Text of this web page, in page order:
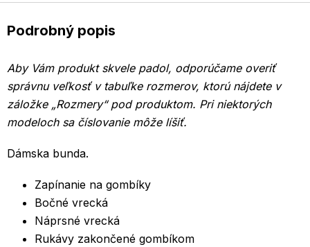
Podrobný popis
Aby Vám produkt skvele padol, odporúčame overiť
správnu veľkosť v tabuľke rozmerov, ktorú nájdete v
záložke „Rozmery“ pod produktom. Pri niektorých
modeloch sa číslovanie môže líšiť.
Dámska bunda.
Zapínanie na gombíky
Bočné vrecká
Náprsné vrecká
Rukávy zakončené gombíkom